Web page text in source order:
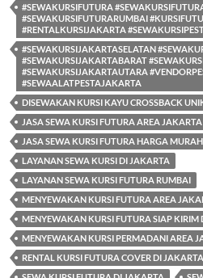
#SEWAKURSIFUTURA
#SEWAKURSIFUTURARUMBAI
#RENTALKURSIJAKARTA
#SEWAKURSIJAKARTASELATAN
#SEWAKURSIJAKARTABARAT
#SEWAKURSIJAKARTAUTARA
#SEWAALATPESTAJAKARTA
DISEWAKAN KURSI KAYU CROSSBACK
JASA SEWA KURSI FUTURA AREA JAKARTA
JASA SEWA KURSI FUTURA HARGA
LAYANAN SEWA KURSI DI JAKARTA
LAYANAN SEWA KURSI FUTURA RUMBAI
MENYEWAKAN KURSI FUTURA AREA
MENYEWAKAN KURSI FUTURA SIAP KIRIM
MENYEWAKAN KURSI PERMADANI AREA
RENTAL KURSI FUTURA COVER DI JAKARTA